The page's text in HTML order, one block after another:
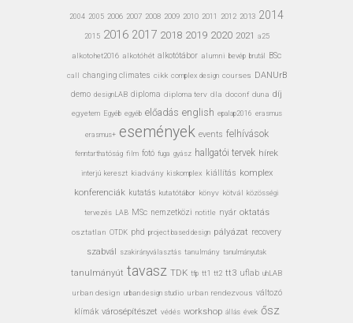
2004 2005 2006 2007 2008 2009 2010 2011 2012 2013 2014
2015 2016 2017 2018 2019 2020 2021 a25
alkotohet2016 alkotóhét alkotótábor alumni bevép brutál BSc
call changing climates cikk complex design courses DANUrB
demo designLAB diploma diploma terv dla doconf duna díj
egyetem Egyéb egyéb előadás english epalap2016 erasmus
erasmus+ események events felhívások
fenntarthatóság film fotó fuga gyász hallgatói tervek hírek
interjú kereszt kiadvány kiskomplex kiállítás komplex
konferenciák kutatás kutatótábor könyv kötvál közösségi
tervezés LAB MSc nemzetközi notitle nyár oktatás
osztatlan OTDK phd project based design pályázat recovery
szabvál szakirányválasztás tanulmány tanulmányutak
tanulmányút tavasz TDK tfp tt1 tt2 tt3 uflab uhLAB
urban design urban design studio urban rendezvous változó
klímák városépítészet védés workshop állás évek ősz